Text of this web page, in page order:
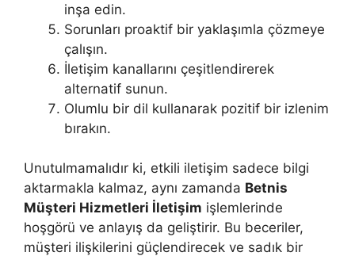
inşa edin.
Sorunları proaktif bir yaklaşımla çözmeye
çalışın.
İletişim kanallarını çeşitlendirerek
alternatif sunun.
Olumlu bir dil kullanarak pozitif bir izlenim
bırakın.
Unutulmamalıdır ki, etkili iletişim sadece bilgi
aktarmakla kalmaz, aynı zamanda Betnis
Müşteri Hizmetleri İletişim işlemlerinde
hoşgörü ve anlayış da geliştirir. Bu beceriler,
müşteri ilişkilerini güçlendirecek ve sadık bir